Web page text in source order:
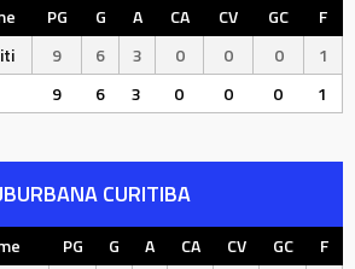
PG G A CA CV GC
F
9 6 3 0 0 0
1
9 6 3 0 0 0 1
CURITIBA
PG G A CA CV GC
F